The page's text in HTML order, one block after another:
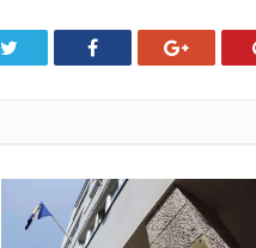
Facebook Google+